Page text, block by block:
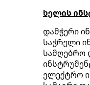
ხელის
დამჭერი
საჭრელი
სამღებრო
ელექტრო